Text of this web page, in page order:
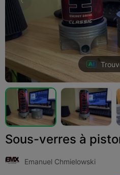
Sous-verres à
Emanuel Chmielowski